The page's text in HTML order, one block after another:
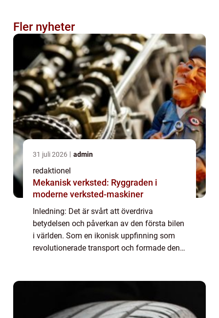
Fler nyheter
31 juli 2026 admin
redaktionel
Mekanisk verksted: Ryggraden i
moderne verksted-maskiner
Inledning: Det är svårt att överdriva
betydelsen och påverkan av den första bilen
i världen. Som en ikonisk uppfinning som
revolutionerade transport och formade den